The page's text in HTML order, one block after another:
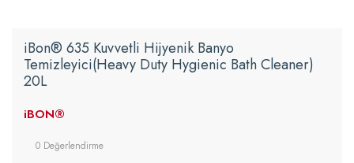
iBon® 635 Kuvvetli Hijyenik Banyo
Temizleyici(Heavy Duty Hygienic Bath Cleaner)
20L
iBON®
0 Değerlendirme